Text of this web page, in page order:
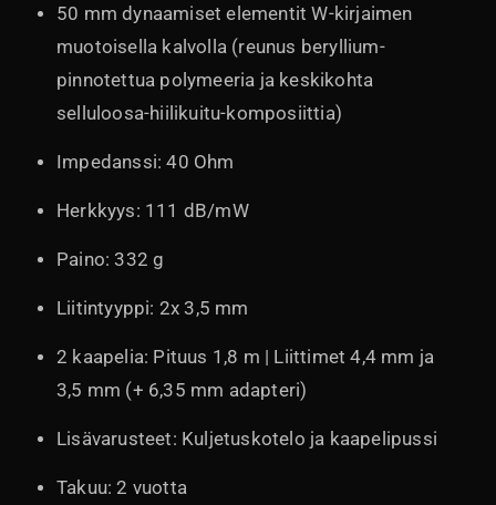
50 mm dynaamiset elementit W-kirjaimen
muotoisella kalvolla (reunus beryllium-
pinnotettua polymeeria ja keskikohta
selluloosa-hiilikuitu-komposiittia)
Impedanssi: 40 Ohm
Herkkyys: 111 dB/mW
Paino: 332 g
Liitintyyppi: 2x 3,5 mm
2 kaapelia: Pituus 1,8 m | Liittimet 4,4 mm ja
3,5 mm (+ 6,35 mm adapteri)
Lisävarusteet: Kuljetuskotelo ja kaapelipussi
Takuu: 2 vuotta